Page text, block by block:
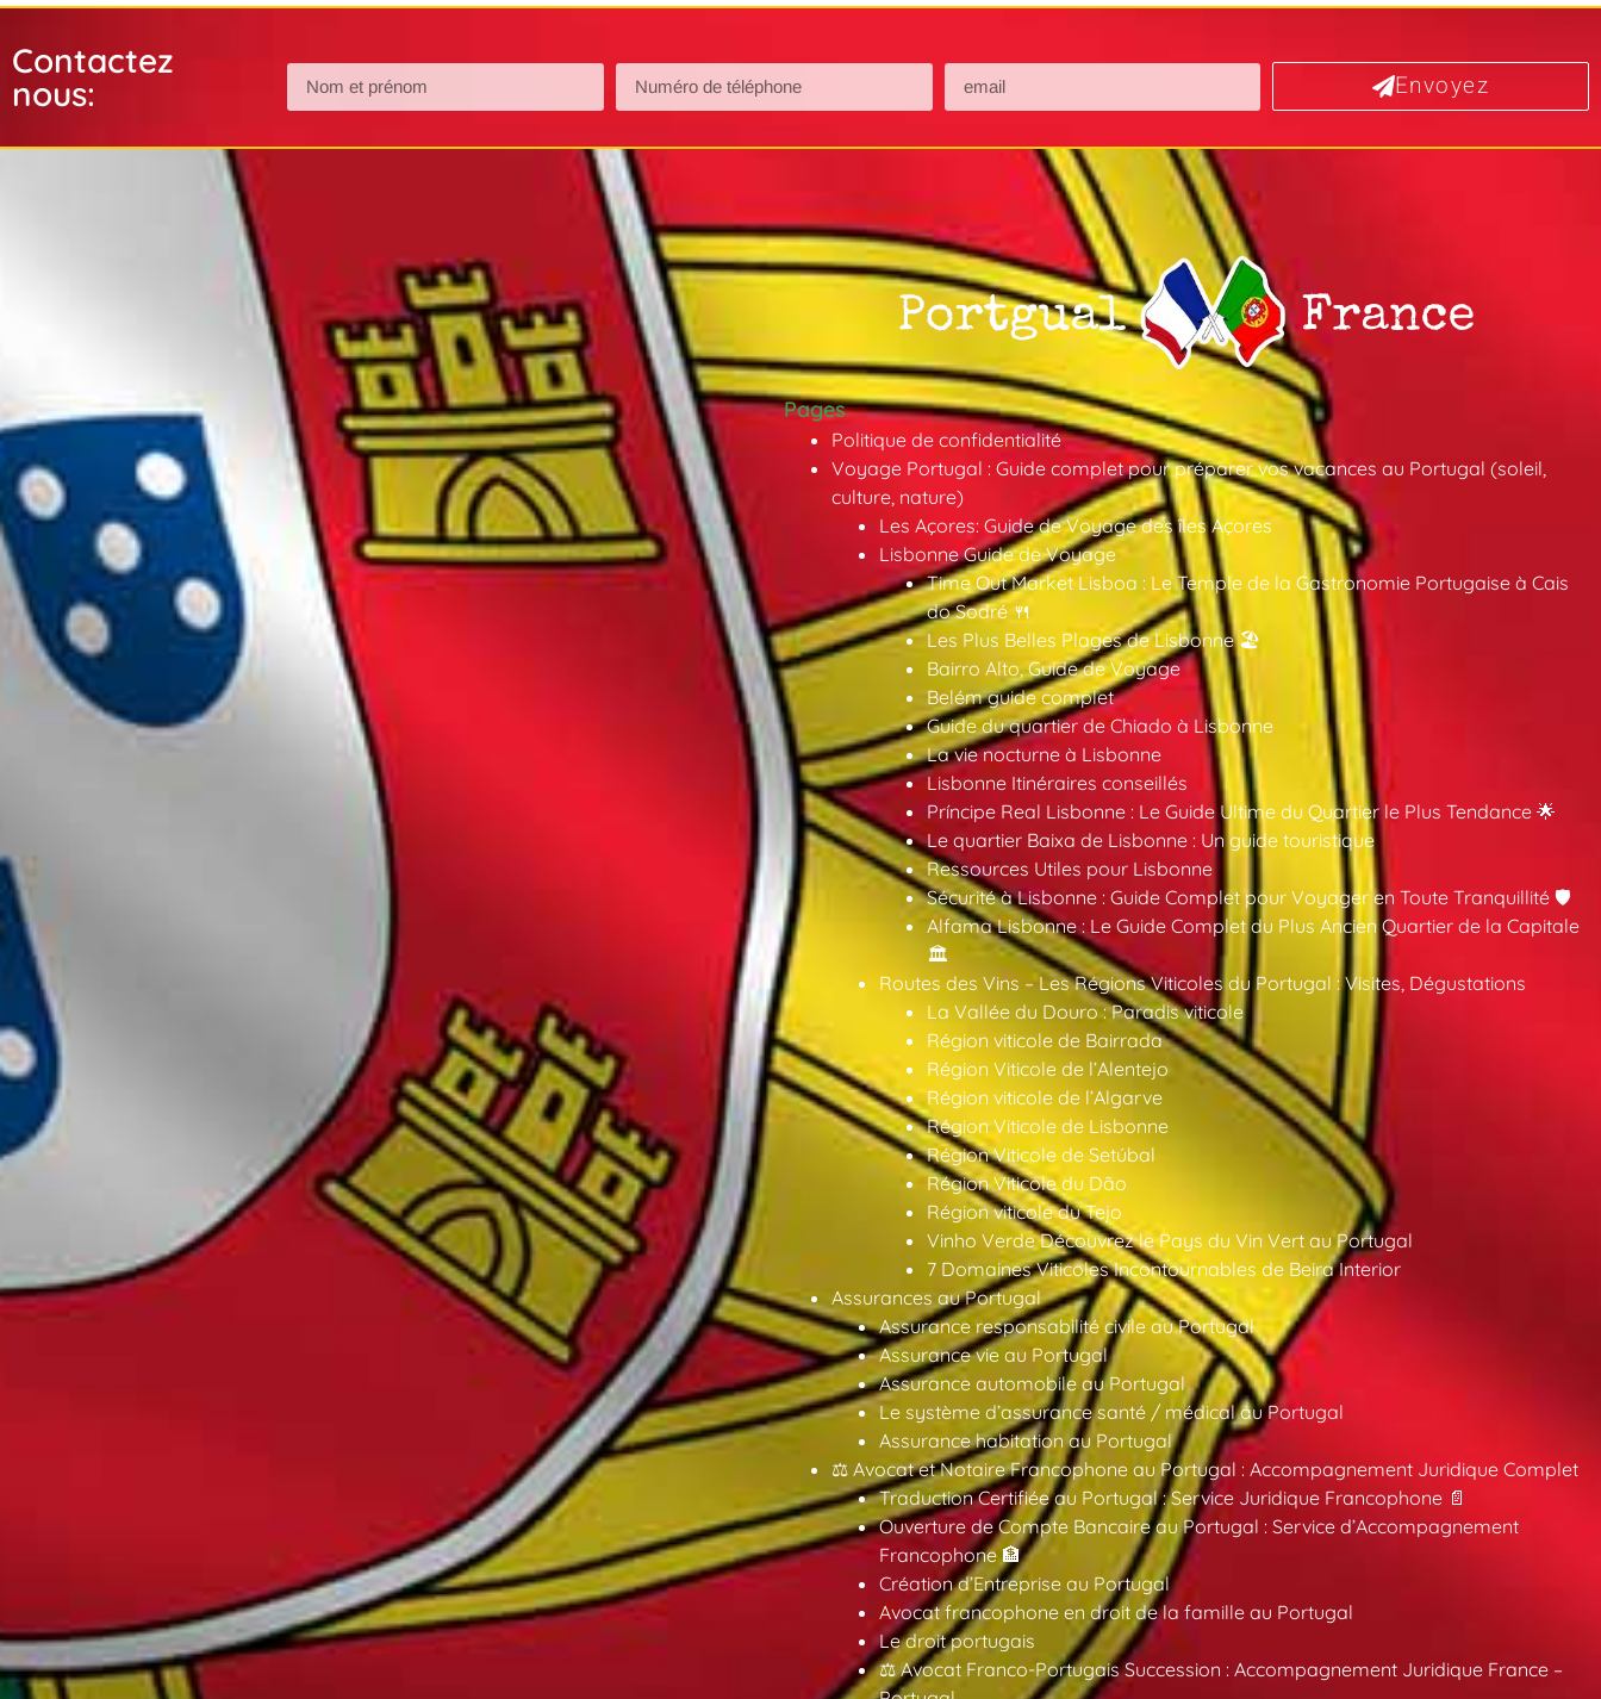
Contactez
nous:
Envoyez
Pages
Politique de confidentialité
Voyage Portugal : Guide complet pour préparer vos vacances au Portugal (soleil,
culture, nature)
Les Açores: Guide de Voyage des îles Açores
Lisbonne Guide de Voyage
Time Out Market Lisboa : Le Temple de la Gastronomie Portugaise à Cais
do Sodré 🍴
Les Plus Belles Plages de Lisbonne 🏖️
Bairro Alto, Guide de Voyage
Belém guide complet
Guide du quartier de Chiado à Lisbonne
La vie nocturne à Lisbonne
Lisbonne Itinéraires conseillés
Príncipe Real Lisbonne : Le Guide Ultime du Quartier le Plus Tendance 🌟
Le quartier Baixa de Lisbonne : Un guide touristique
Ressources Utiles pour Lisbonne
Sécurité à Lisbonne : Guide Complet pour Voyager en Toute Tranquillité 🛡️
Alfama Lisbonne : Le Guide Complet du Plus Ancien Quartier de la Capitale
🏛️
Routes des Vins – Les Régions Viticoles du Portugal : Visites, Dégustations
La Vallée du Douro : Paradis viticole
Région viticole de Bairrada
Région Viticole de l’Alentejo
Région viticole de l’Algarve
Région Viticole de Lisbonne
Région Viticole de Setúbal
Région Viticole du Dão
Région viticole du Tejo
Vinho Verde Découvrez le Pays du Vin Vert au Portugal
7 Domaines Viticoles Incontournables de Beira Interior
Assurances au Portugal
Assurance responsabilité civile au Portugal
Assurance vie au Portugal
Assurance automobile au Portugal
Le système d’assurance santé / médical au Portugal
Assurance habitation au Portugal
⚖️ Avocat et Notaire Francophone au Portugal : Accompagnement Juridique Complet
Traduction Certifiée au Portugal : Service Juridique Francophone 📄
Ouverture de Compte Bancaire au Portugal : Service d’Accompagnement
Francophone 🏦
Création d’Entreprise au Portugal
Avocat francophone en droit de la famille au Portugal
Le droit portugais
⚖️ Avocat Franco-Portugais Succession : Accompagnement Juridique France –